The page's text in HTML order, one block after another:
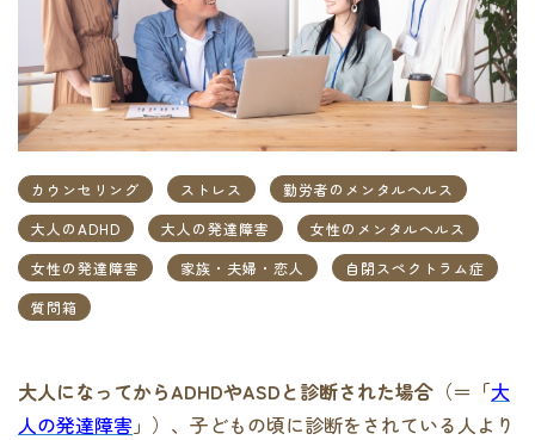
カウンセリング ストレス
勤労者のメンタルヘルス
大人のADHD
大人の発達障害
女性のメンタルヘルス
女性の発達障害
家族・夫婦・恋人
自閉スペクトラム症
質問箱
大人になってからADHDやASDと診断された場合 （＝ 「大
人の発達障害」 ）、子どもの頃に診断をされている人より